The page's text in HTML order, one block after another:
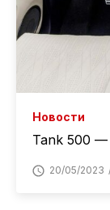
Новости
Tank 500 —
20/05/2023